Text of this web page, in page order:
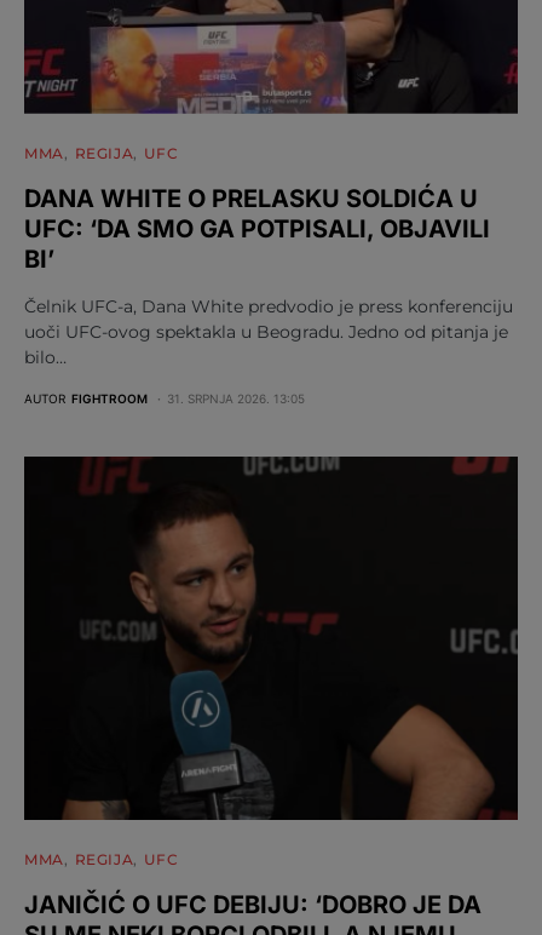
MMA REGIJA UFC
DANA WHITE O PRELASKU SOLDIĆA U
UFC: ‘DA SMO GA POTPISALI, OBJAVILI
BI’
Čelnik UFC-a, Dana White predvodio je press konferenciju
uoči UFC-ovog spektakla u Beogradu. Jedno od pitanja je
bilo…
AUTOR FIGHTROOM 31. SRPNJA 2026. 13:05
MMA REGIJA UFC
JANIČIĆ O UFC DEBIJU: ‘DOBRO JE DA